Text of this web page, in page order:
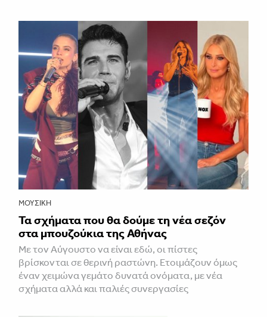
ΜΟΥΣΙΚΉ
Τα σχήματα που θα δούμε τη νέα σεζόν
στα μπουζούκια της Αθήνας
Με τον Αύγουστο να είναι εδώ, οι πίστες
βρίσκονται σε θερινή ραστώνη. Ετοιμάζουν όμως
έναν χειμώνα γεμάτο δυνατά ονόματα, με νέα
σχήματα αλλά και παλιές συνεργασίες